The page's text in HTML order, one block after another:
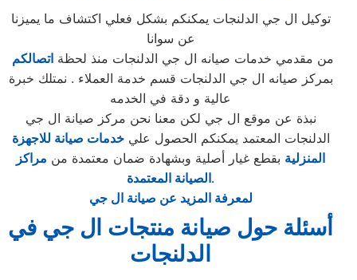
توكيل ال جي الدلنجات يمكنكم بشكل فعلي اكتشاف ما يميزنا
عن سوانا
من مقدمي خدمات صيانه ال جي الدلنجات منذ لحظةاتصالكم
بمركز صيانه ال جي الدلنجات قسم خدمة العملاء . نمتلك خبرة
عالية و دقة في الخدمه
نبذة عن موقع ال جي لكن معنا نحن مركز صيانة ال جي
الدلنجات المعتمد يمكنكم الحصول عليخدمات صيانة للاجهزة
المنزلية بقطع غيار أصلية وبشهادة ضمان معتمدة من مراكز
الصيانة المعتمدة.
لمعرفة المزيد عن صيانة ال جي
أسئلة حول صيانة منتجات ال جي في
الدلنجات